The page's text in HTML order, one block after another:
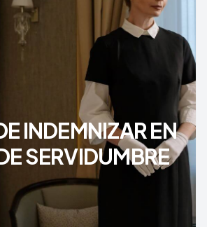
INDEMNIZAR EN
SERVIDUMBRE